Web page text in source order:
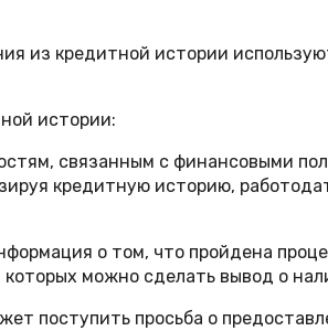
из кредитной истории
истории:
связанным с финансовыми
кредитную историю,
о том, что пройдена
можно сделать вывод о
поступить просьба о